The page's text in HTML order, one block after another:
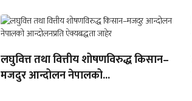
लघुवित्त तथा वित्तीय शोषणविरुद्ध किसान–
मजदुर आन्दोलन नेपालको...